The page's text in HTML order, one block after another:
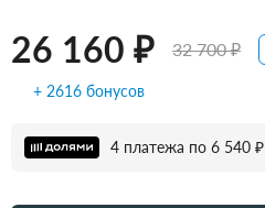
26 160 ₽ 32 700 ₽
+ 2616 бонусов
4 платежа по 6 540 ₽